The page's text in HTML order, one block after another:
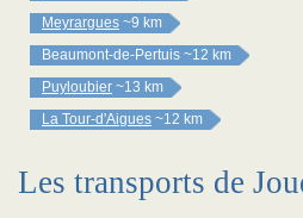
Meyrargues ~9 km
Beaumont-de-Pertuis ~12 km
Puyloubier ~13 km
La Tour-d'Aigues ~12 km
Les transports de